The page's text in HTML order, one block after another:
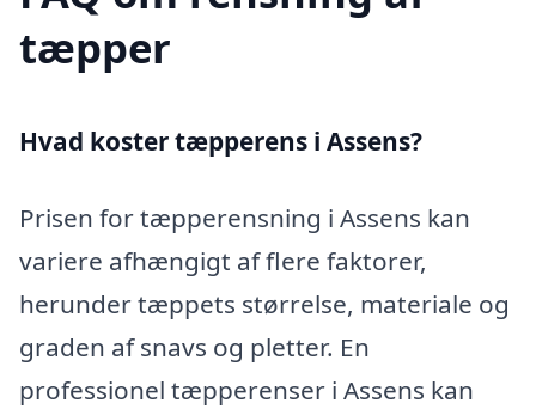
tæpper
Hvad koster tæpperens i Assens?
Prisen for tæpperensning i Assens kan
variere afhængigt af flere faktorer,
herunder tæppets størrelse, materiale og
graden af snavs og pletter. En
professionel tæpperenser i Assens kan